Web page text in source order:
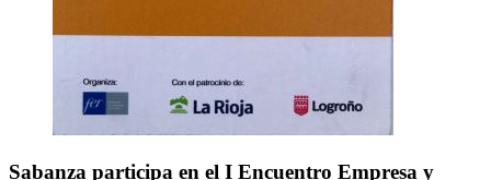
Sabanza participa en el I Encuentro Empresa y